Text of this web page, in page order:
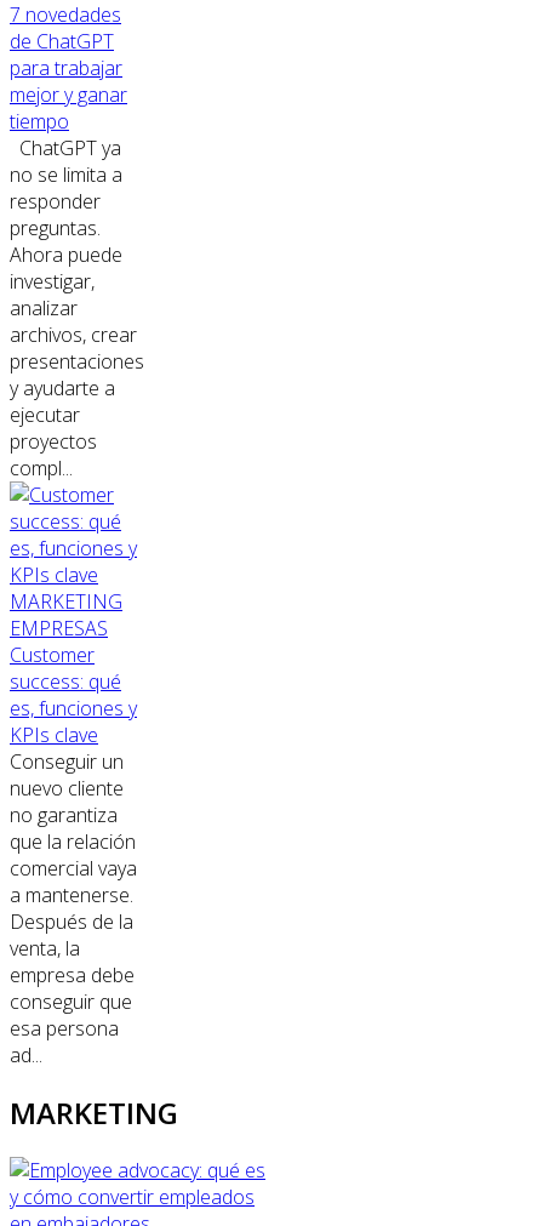
7 novedades
de ChatGPT
para trabajar
mejor y ganar
tiempo
ChatGPT ya
no se limita a
responder
preguntas.
Ahora puede
investigar,
analizar
archivos, crear
presentaciones
y ayudarte a
ejecutar
proyectos
compl...
MARKETING
EMPRESAS
Customer
success: qué
es, funciones y
KPIs clave
Conseguir un
nuevo cliente
no garantiza
que la relación
comercial vaya
a mantenerse.
Después de la
venta, la
empresa debe
conseguir que
esa persona
ad...
MARKETING